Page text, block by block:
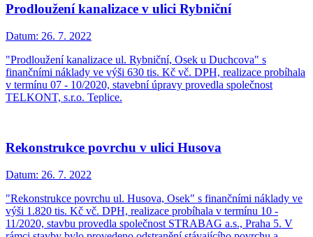
Prodloužení kanalizace v ulici Rybniční
Datum: 26. 7. 2022
"Prodloužení kanalizace ul. Rybniční, Osek u Duchcova" s
finančními náklady ve výši 630 tis. Kč vč. DPH, realizace probíhala
v termínu 07 - 10/2020, stavební úpravy provedla společnost
TELKONT, s.r.o. Teplice.
Rekonstrukce povrchu v ulici Husova
Datum: 26. 7. 2022
"Rekonstrukce povrchu ul. Husova, Osek" s finančními náklady ve
výši 1.820 tis. Kč vč. DPH, realizace probíhala v termínu 10 -
11/2020, stavbu provedla společnost STRABAG a.s., Praha 5. V